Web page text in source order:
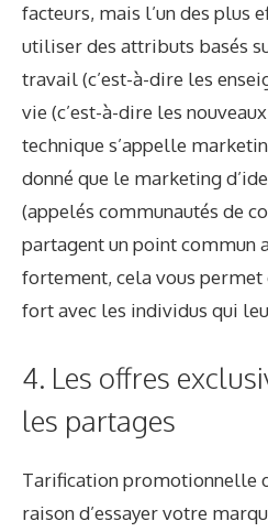
facteurs, mais l’un des plus
utiliser des attributs basés
travail (c’est-à-dire les
vie (c’est-à-dire les
technique s’appelle
donné que le marketing
(appelés communautés de
partagent un point commun
fortement, cela vous permet
fort avec les individus qui
4. Les offres
les partages
Tarification promotionnelle
raison d’essayer votre